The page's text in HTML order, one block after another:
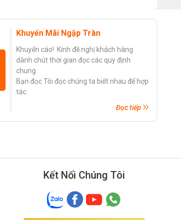
Khuyến Mãi Ngập Tràn
Khuyến cáo! Kính đề nghị khách hàng
dành chút thời gian đọc các quy định
chung
Bạn đọc Tôi đọc chúng ta biết nhau để hợp
tác.
Đọc tiếp
Kết Nối Chúng Tôi